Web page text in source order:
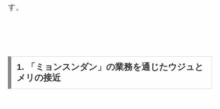
す。
1. 「ミョンスンダン」の業務を通じたウジュと
メリの接近